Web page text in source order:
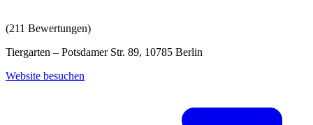
(211 Bewertungen)
Tiergarten – Potsdamer Str. 89, 10785 Berlin
Website besuchen